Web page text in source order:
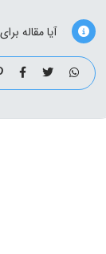
آیا مقاله